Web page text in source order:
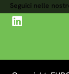
Seguici nelle